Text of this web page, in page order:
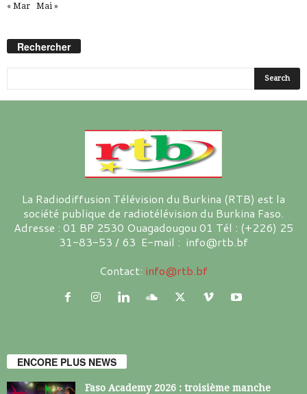
« Mar Mai »
Rechercher
La Radiodiffusion Télévision du Burkina (RTB) est la
société publique de radiotélévision du Burkina Faso.
Adresse : 01 BP 2530 Ouagadougou 01 Tél : (+226) 25
31-83-53 / 63 E-mail : info@rtb.bf
Contact: info@rtb.bf
ENCORE PLUS NEWS
Faso Academy 2026 : troisième manche